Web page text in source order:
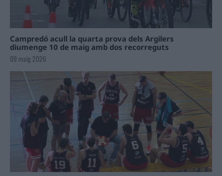
Campredó acull la quarta prova dels Argilers
diumenge 10 de maig amb dos recorreguts
09 maig 2026